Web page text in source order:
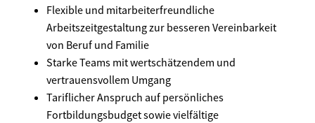
Flexible und mitarbeiterfreundliche
Arbeitszeitgestaltung zur besseren Vereinbarkeit
von Beruf und Familie
Starke Teams mit wertschätzendem und
vertrauensvollem Umgang
Tariflicher Anspruch auf persönliches
Fortbildungsbudget sowie vielfältige